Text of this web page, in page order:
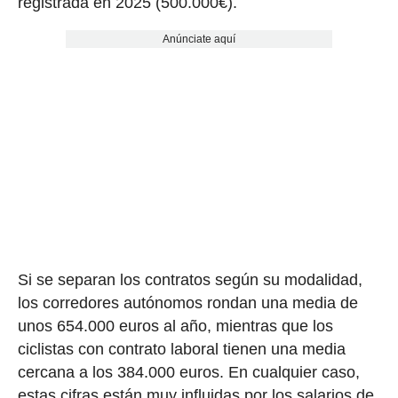
Anúnciate aquí
Si se separan los contratos según su modalidad,
los corredores autónomos rondan una media de
unos 654.000 euros al año, mientras que los
ciclistas con contrato laboral tienen una media
cercana a los 384.000 euros. En cualquier caso,